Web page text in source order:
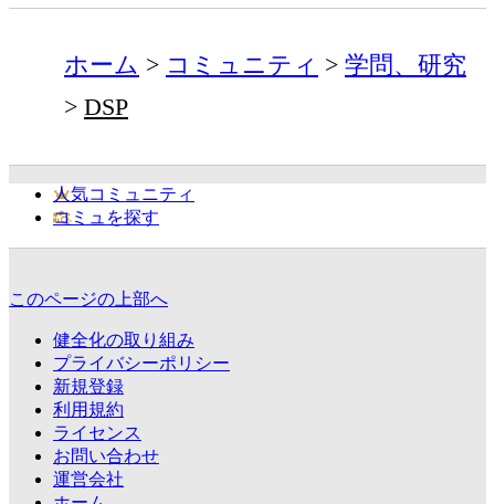
ホーム コミュニティ
学問、研究
DSP
人気コミュニティ
コミュを探す
このページの上部へ
健全化の取り組み
プライバシーポリシー
新規登録
利用規約
ライセンス
お問い合わせ
運営会社